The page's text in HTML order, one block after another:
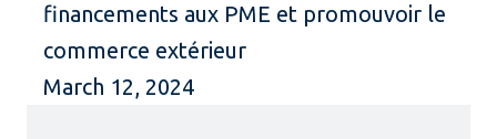
financements aux PME et promouvoir le
commerce extérieur
March 12, 2024